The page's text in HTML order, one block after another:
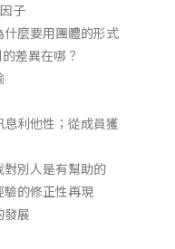
子
什麼要用團體的形式
差異在哪？
息利他性；從成員獲
對別人是有幫助的
驗的修正性再現
發展